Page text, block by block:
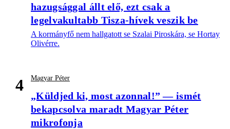
hazugsággal állt elő, ezt csak a
legelvakultabb Tisza-hívek veszik be
A kormányfő nem hallgatott se Szalai Piroskára, se Hortay
Olivérre.
4 Magyar Péter
„Küldjed ki, most azonnal!” — ismét
bekapcsolva maradt Magyar Péter
mikrofonja